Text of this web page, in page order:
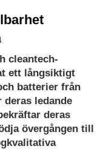
cleantech-
ett långsiktigt
batterier från
deras ledande
deras
övergången till